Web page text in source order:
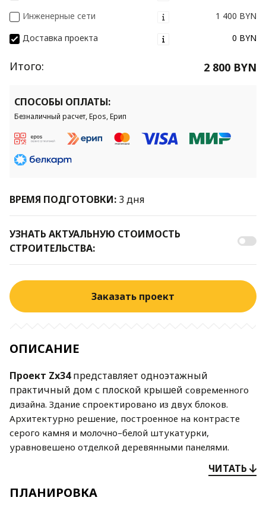
Инженерные сети
1 400 BYN
Доставка проекта
0 BYN
Итого: 2 800 BYN
СПОСОБЫ ОПЛАТЫ:
Безналичный расчет, Epos, Ерип
ВРЕМЯ ПОДГОТОВКИ: 3 дня
УЗНАТЬ АКТУАЛЬНУЮ СТОИМОСТЬ
СТРОИТЕЛЬСТВА:
Заказать проект
ОПИСАНИЕ
Проект Zx34представляет одноэтажный
практичный дом с плоской крышей современного
дизайна. Здание спроектировано из двух блоков.
Архитектурно решение, построенное на контрасте
серого камня и молочно–белой штукатурки,
уравновешено отделкой деревянными панелями.
В проекте чётко выделены дневная, хозяйственная
ЧИТАТЬ
ПЛАНИРОВКА